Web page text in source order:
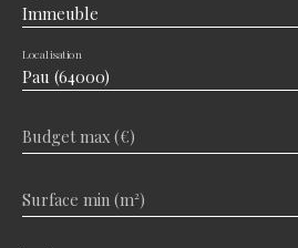
Immeuble
Pau (64000)
Localisation
Budget max (€)
Surface min (m²)